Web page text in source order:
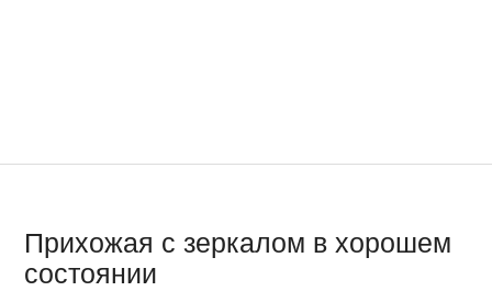
Прихожая с зеркалом в хорошем
состоянии